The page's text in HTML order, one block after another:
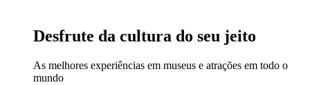
Desfrute da cultura do seu jeito
As melhores experiências em museus e atrações em todo o
mundo